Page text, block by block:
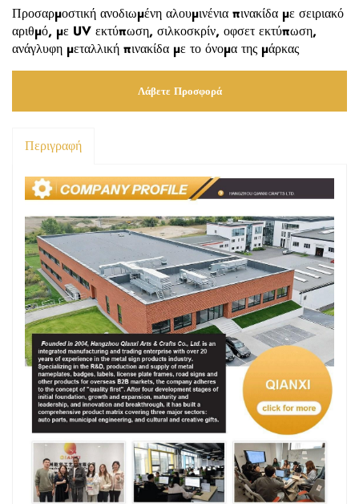
Προσαρμοστική ανοδιωμένη αλουμινένια πινακίδα με σειριακό
αριθμό, με UV εκτύπωση, σιλκοσκρίν, οφσετ εκτύπωση,
ανάγλυφη μεταλλική πινακίδα με το όνομα της μάρκας
Λάβετε Προσφορά
Περιγραφή